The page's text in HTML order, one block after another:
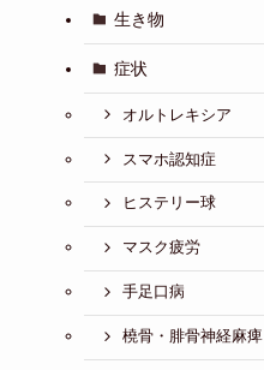
生き物
症状
オルトレキシア
スマホ認知症
ヒステリー球
マスク疲労
手足口病
橈骨・腓骨神経麻痺